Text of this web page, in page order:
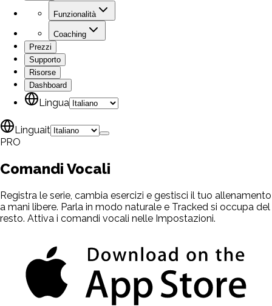
Funzionalità
Coaching
Prezzi
Supporto
Risorse
Dashboard
Lingua
Linguait
PRO
Comandi Vocali
Registra le serie, cambia esercizi e gestisci il tuo allenamento
a mani libere. Parla in modo naturale e Tracked si occupa del
resto. Attiva i comandi vocali nelle Impostazioni.